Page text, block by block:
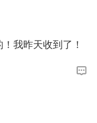
我昨天收到了！